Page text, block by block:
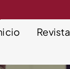
Revista